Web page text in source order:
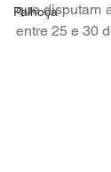
Palhoça
que disputam
entre 25 e 30